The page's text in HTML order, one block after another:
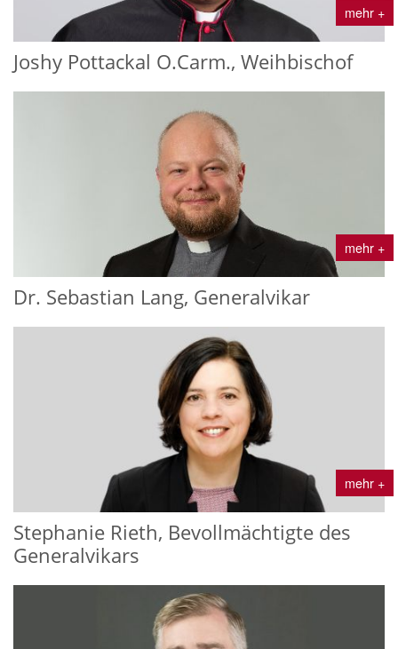
mehr +
Joshy Pottackal O.Carm., Weihbischof
mehr +
Dr. Sebastian Lang, Generalvikar
mehr +
Stephanie Rieth, Bevollmächtigte des
Generalvikars